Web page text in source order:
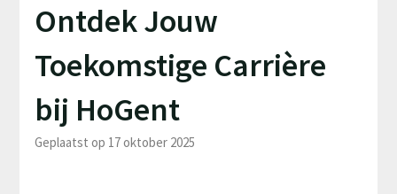
Ontdek Jouw
Toekomstige Carrière
bij HoGent
Geplaatst op 17 oktober 2025